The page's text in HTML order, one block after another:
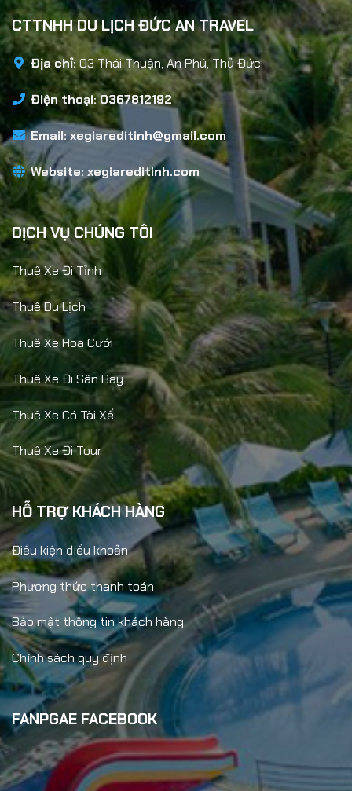
CTTNHH DU LỊCH ĐỨC AN TRAVEL
Địa chỉ:03 Thái Thuận, An Phú, Thủ Đức
Điện thoại: 0367812192
Email: xegiareditinh@gmail.com
Website: xegiareditinh.com
DỊCH VỤ CHÚNG TÔI
Thuê Xe Đi Tỉnh
Thuê Du Lịch
Thuê Xe Hoa Cưới
Thuê Xe Đi Sân Bay
Thuê Xe Có Tài Xế
Thuê Xe Đi Tour
HỖ TRỢ KHÁCH HÀNG
Điều kiện điều khoản
Phương thức thanh toán
Bảo mật thông tin khách hàng
Chính sách quy định
FANPGAE FACEBOOK